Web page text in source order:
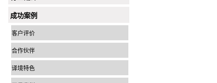
成功案例
客户评价
合作伙伴
译境特色